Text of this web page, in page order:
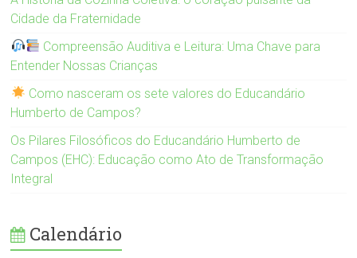
Cidade da Fraternidade
Compreensão Auditiva e Leitura: Uma Chave para
Entender Nossas Crianças
Como nasceram os sete valores do Educandário
Humberto de Campos?
Os Pilares Filosóficos do Educandário Humberto de
Campos (EHC): Educação como Ato de Transformação
Integral
Calendário